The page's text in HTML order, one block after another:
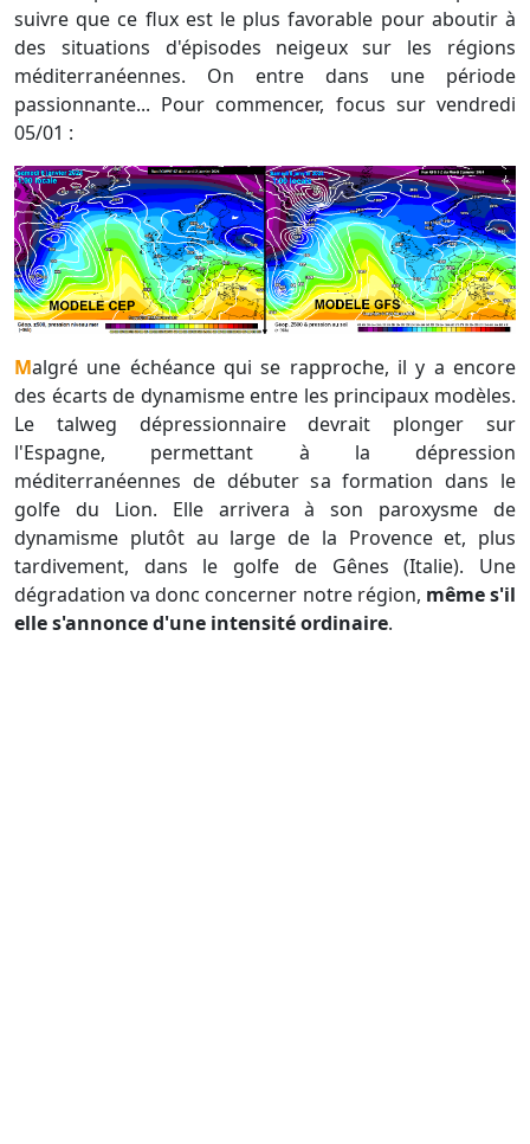
suivre que ce flux est le plus favorable pour aboutir à
des situations d'épisodes neigeux sur les régions
méditerranéennes. On entre dans une période
passionnante... Pour commencer, focus sur vendredi
05/01 :
Malgré une échéance qui se rapproche, il y a encore
des écarts de dynamisme entre les principaux modèles.
Le talweg dépressionnaire devrait plonger sur
l'Espagne, permettant à la dépression
méditerranéennes de débuter sa formation dans le
golfe du Lion. Elle arrivera à son paroxysme de
dynamisme plutôt au large de la Provence et, plus
tardivement, dans le golfe de Gênes (Italie). Une
dégradation va donc concerner notre région, même s'il
elle s'annonce d'une intensité ordinaire.